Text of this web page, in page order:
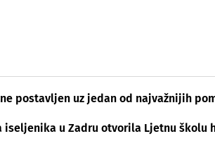
postavljen uz jedan od najvažnijih
iseljenika u Zadru otvorila Ljetnu školu